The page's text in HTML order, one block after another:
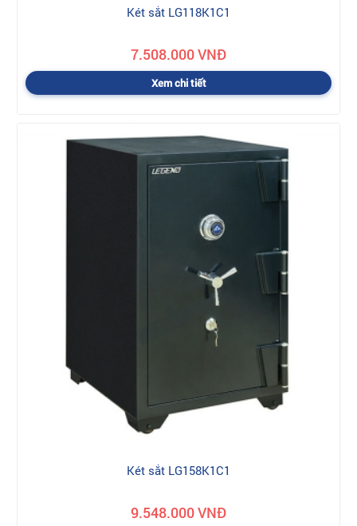
Két sắt LG118K1C1
7.508.000 VNĐ
Xem chi tiết
Két sắt LG158K1C1
9.548.000 VNĐ